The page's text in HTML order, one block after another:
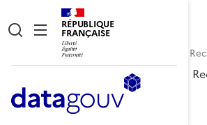
RÉPUBLIQUE
FRANÇAISE